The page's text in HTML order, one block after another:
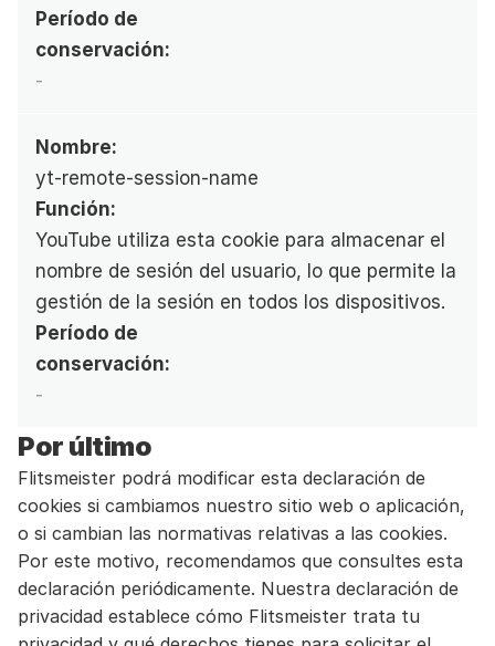
Período de
conservación:
-
Nombre:
yt-remote-session-name
Función:
YouTube utiliza esta cookie para almacenar el
nombre de sesión del usuario, lo que permite la
gestión de la sesión en todos los dispositivos.
Período de
conservación:
-
Por último
Flitsmeister podrá modificar esta declaración de
cookies si cambiamos nuestro sitio web o aplicación,
o si cambian las normativas relativas a las cookies.
Por este motivo, recomendamos que consultes esta
declaración periódicamente. Nuestra declaración de
privacidad establece cómo Flitsmeister trata tu